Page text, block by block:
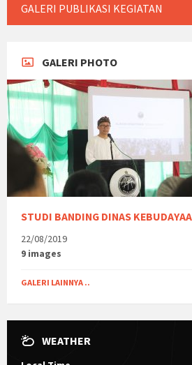
GALERI PUBLIKASI KEGIATAN
GALERI PHOTO
STUDI BANDING DINAS
22/08/2019
9 images
GALERI LAINNYA ..
WEATHER